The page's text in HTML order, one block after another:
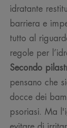
idratante
barriera e
tutto al
regole per
Secondo
pensano che
docce dei
psoriasi. Ma